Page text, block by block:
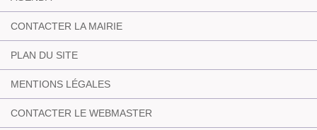
CONTACTER LA MAIRIE
PLAN DU SITE
MENTIONS LÉGALES
CONTACTER LE WEBMASTER